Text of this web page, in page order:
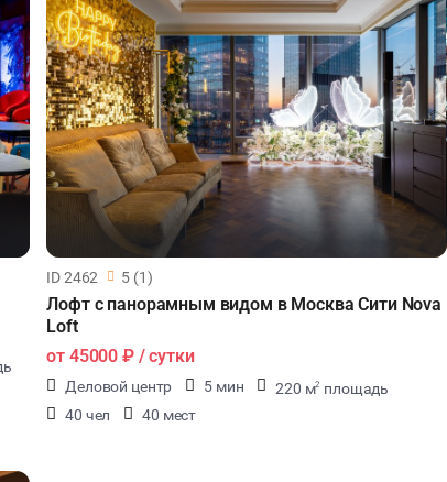
ID 2462 5 (1)
Лофт с панорамным видом в Москва Сити Nova
Loft
от 45000 ₽/ сутки
Деловой центр 5 мин 220 м2 площадь
40 чел
40 мест